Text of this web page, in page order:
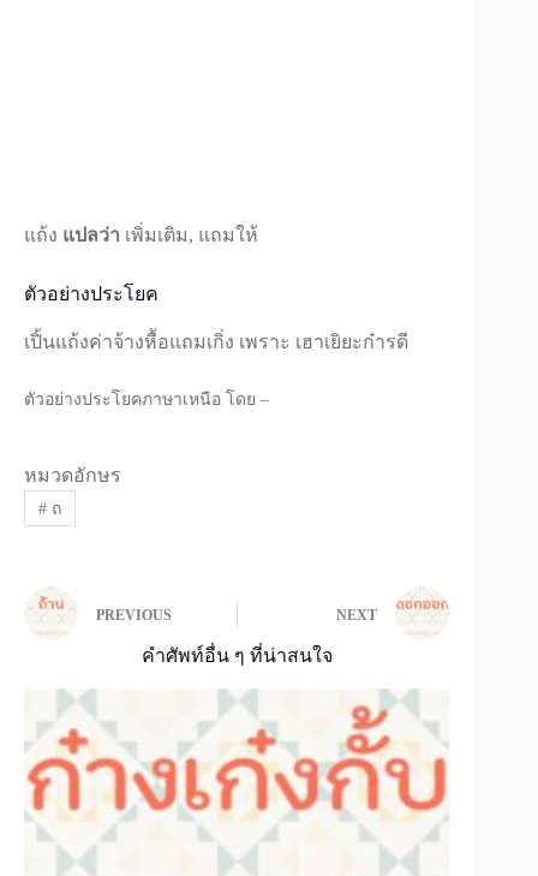
แถ้ง แปลว่า เพิ่มเติม, แถมให้
ตัวอย่างประโยค
เปิ้นแถ้งค่าจ้างหื้อแถมเกิ่ง เพราะ เฮาเยิยะก๋ารดี
ตัวอย่างประโยคภาษาเหนือ โดย –
หมวดอักษร
#ถ
PREVIOUS NEXT
คำศัพท์อื่น ๆ ที่น่าสนใจ